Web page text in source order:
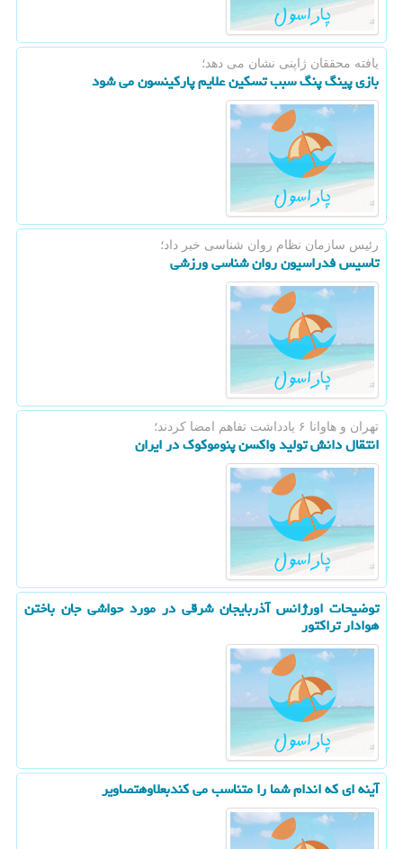
یافته محققان ژاپنی نشان می دهد؛
بازی پینگ پنگ سبب تسكین علایم پاركینسون می شود
رئیس سازمان نظام روان شناسی خبر داد؛
تاسیس فدراسیون روان شناسی ورزشی
تهران و هاوانا ۶ یادداشت تفاهم امضا كردند؛
انتقال دانش تولید واكسن پنوموكوك در ایران
توضیحات اورژانس آذربایجان شرقی در مورد حواشی جان باختن
هوادار تراكتور
آینه ای كه اندام شما را متناسب می كندبعلاوهتصاویر